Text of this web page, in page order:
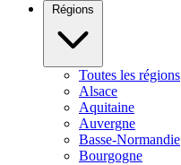
Régions
Toutes les régions
Alsace
Aquitaine
Auvergne
Basse-Normandie
Bourgogne